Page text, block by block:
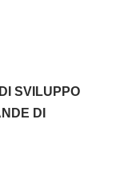
SVILUPPO
DI